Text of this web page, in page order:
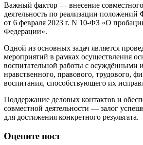
Важный фактор — внесение совместного
деятельность по реализации положений
от 6 февраля 2023 г. N 10-ФЗ «О
Федерации».
Одной из основных задач является
мероприятий в рамках осуществления
воспитательной работы с
нравственного, правового, трудового,
воспитания, способствующего их
Поддержание деловых контактов и
совместной деятельности — залог
для достижения конкретного результата.
Оцените пост